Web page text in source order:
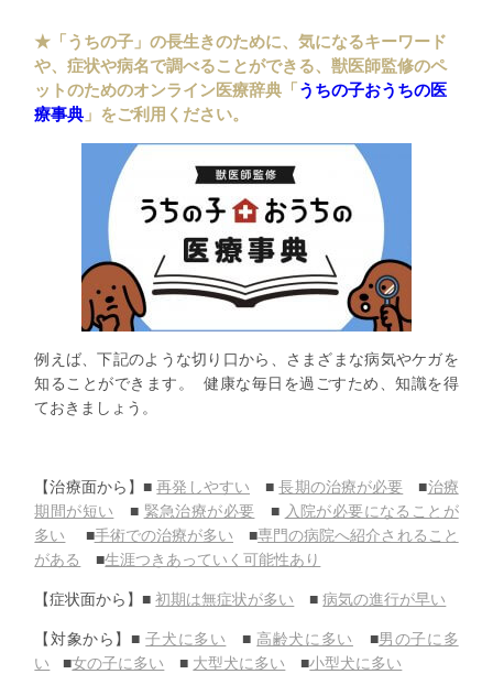
★「うちの子」の長生きのために、気になるキーワード
や、症状や病名で調べることができる、獣医師監修のペ
ットのためのオンライン医療辞典「うちの子おうちの医
療事典 」をご利用ください。
例えば、下記のような切り口から、さまざまな病気やケガを
知ることができます。 健康な毎日を過ごすため、知識を得
ておきましょう。
【治療面から】■再発しやすい ■長期の治療が必要 ■治療
期間が短い ■ 緊急治療が必要 ■ 入院が必要になることが
多い ■手術での治療が多い ■専門の病院へ紹介されること
がある
■生涯つきあっていく可能性あり
【症状面から】■初期は無症状が多い ■病気の進行が早い
【対象から】■子犬に多い ■ 高齢犬に多い ■男の子に多
い ■女の子に多い ■ 大型犬に多い ■小型犬に多い